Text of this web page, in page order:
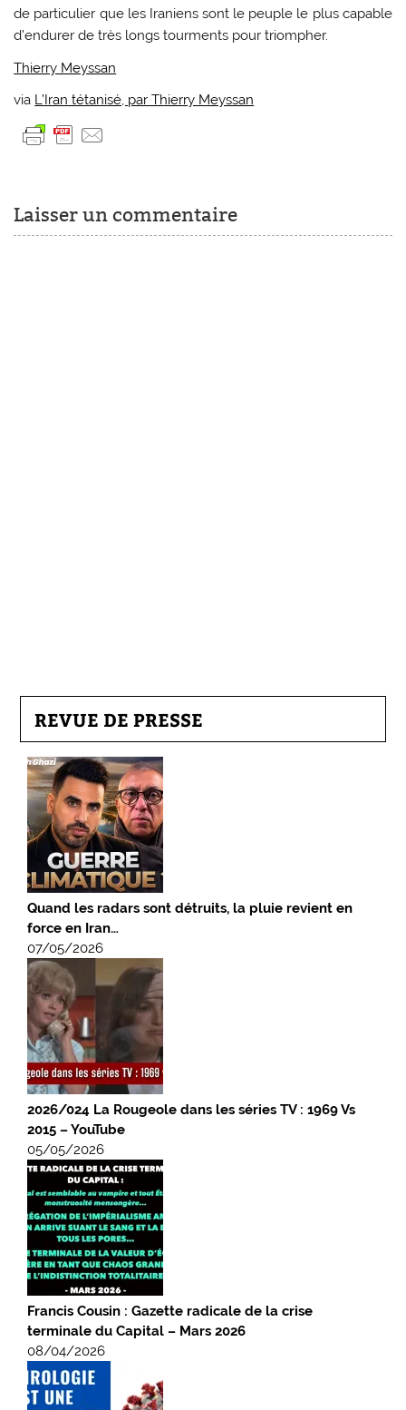
de particulier que les Iraniens sont le peuple le plus capable
d’endurer de très longs tourments pour triompher.
Thierry Meyssan
via L’Iran tétanisé, par Thierry Meyssan
Laisser un commentaire
REVUE DE PRESSE
Quand les radars sont détruits, la pluie revient en
force en Iran…
07/05/2026
2026/024 La Rougeole dans les séries TV : 1969 Vs
2015 – YouTube
05/05/2026
Francis Cousin : Gazette radicale de la crise
terminale du Capital – Mars 2026
08/04/2026